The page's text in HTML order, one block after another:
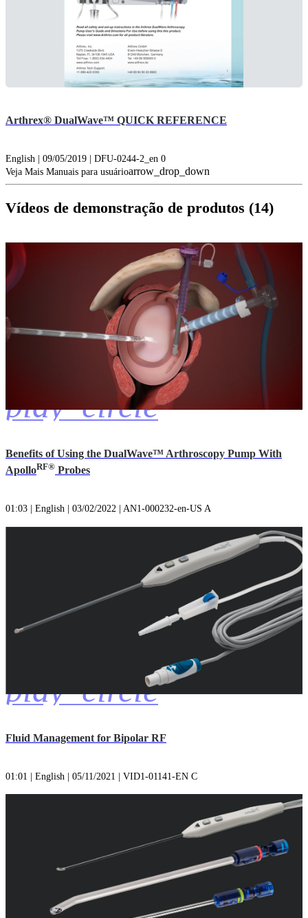
Arthrex® DualWave™ QUICK REFERENCE
English | 09/05/2019 | DFU-0244-2_en 0
Veja Mais Manuais para usuárioarrow_drop_down
Vídeos de demonstração de produtos (14)
play_circle
Benefits of Using the DualWave™ Arthroscopy Pump With
ApolloRF® Probes
01:03 | English | 03/02/2022 | AN1-000232-en-US A
play_circle
Fluid Management for Bipolar RF
01:01 | English | 05/11/2021 | VID1-01141-EN C